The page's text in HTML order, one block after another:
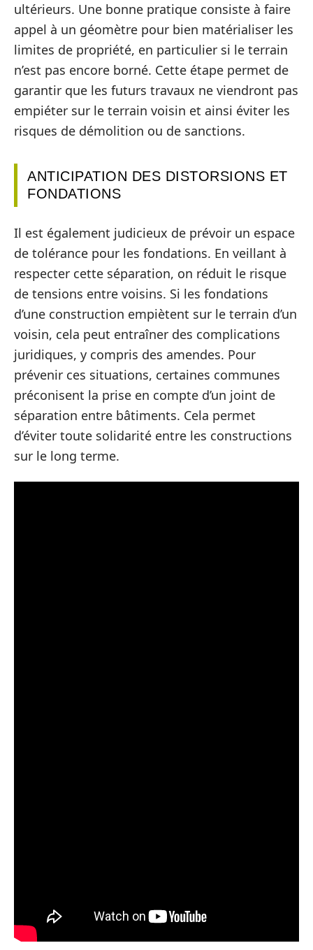
ultérieurs. Une bonne pratique consiste à faire
appel à un géomètre pour bien matérialiser les
limites de propriété, en particulier si le terrain
n’est pas encore borné. Cette étape permet de
garantir que les futurs travaux ne viendront pas
empiéter sur le terrain voisin et ainsi éviter les
risques de démolition ou de sanctions.
ANTICIPATION DES DISTORSIONS ET
FONDATIONS
Il est également judicieux de prévoir un espace
de tolérance pour les fondations. En veillant à
respecter cette séparation, on réduit le risque
de tensions entre voisins. Si les fondations
d’une construction empiètent sur le terrain d’un
voisin, cela peut entraîner des complications
juridiques, y compris des amendes. Pour
prévenir ces situations, certaines communes
préconisent la prise en compte d’un joint de
séparation entre bâtiments. Cela permet
d’éviter toute solidarité entre les constructions
sur le long terme.